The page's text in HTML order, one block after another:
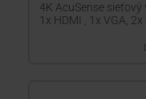
4K AcuSense
1x HDMI , 1x VGA, 2x